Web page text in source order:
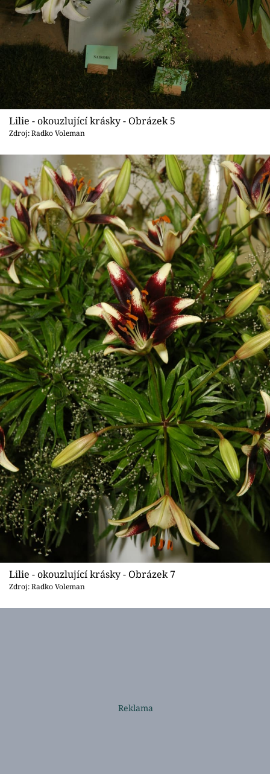
Lilie - okouzlující krásky - Obrázek 5
Zdroj: Radko Voleman
Lilie - okouzlující krásky - Obrázek 7
Zdroj: Radko Voleman